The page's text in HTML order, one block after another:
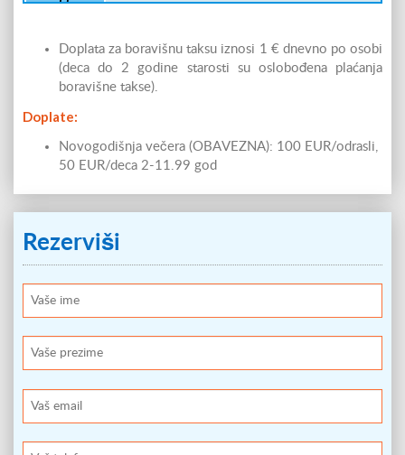
11.99 PL
P O
dete 2 do
PL
B E S
Cene u sobi su izražene u evrima po
Doplata za boravišnu taksu iznosi 1 € dnevno po osobi
(deca do 2 godine starosti su oslobođena plaćanja
boravišne takse).
Doplate:
Novogodišnja večera (OBAVEZNA): 100 EUR/odrasli,
50 EUR/deca 2-11.99 god
Rezerviši